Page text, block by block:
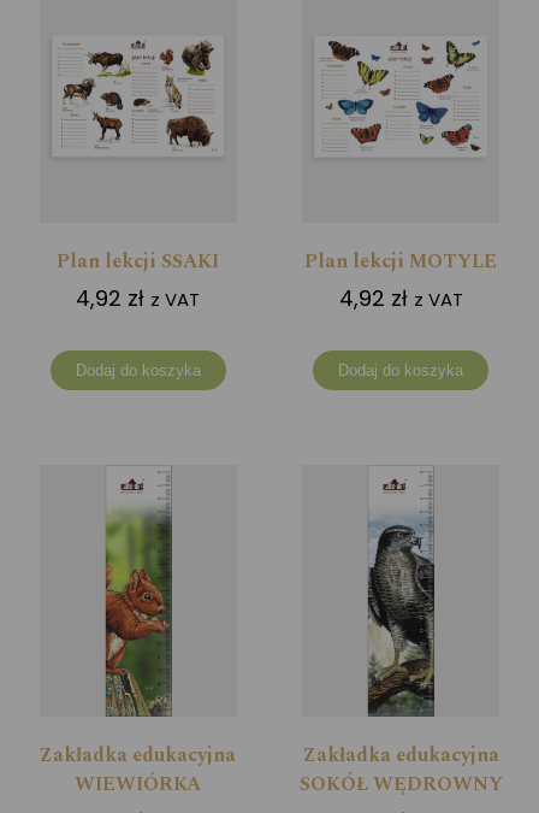
Plan lekcji SSAKI
4,92 zł z VAT
Dodaj do koszyka
Plan lekcji MOTYLE
4,92 zł z VAT
Dodaj do koszyka
Zakładka edukacyjna
WIEWIÓRKA
Zakładka edukacyjna
SOKÓŁ WĘDROWNY